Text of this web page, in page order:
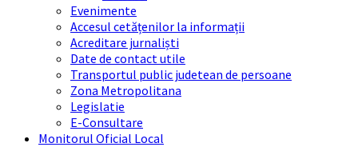
Evenimente
Accesul cetățenilor la informații
Acreditare jurnaliști
Date de contact utile
Transportul public judetean de persoane
Zona Metropolitana
Legislatie
E-Consultare
Monitorul Oficial Local